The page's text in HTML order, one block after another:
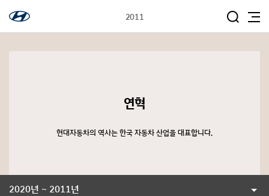
2011
연혁
현대자동차의 역사는 한국 자동차 산업을 대표합니다.
2020년 ~ 2011년